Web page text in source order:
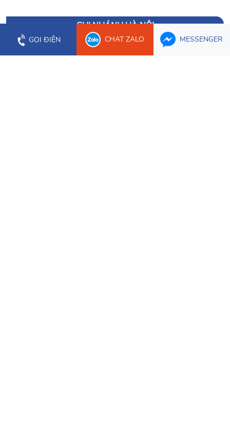
CHI NHÁNH HÀ NỘI
Tầng 16 Tòa nhà Việt Á, 09 Duy Tân, Phường Cầu Giấy
GỌI ĐIỆN CHAT ZALO MESSENGER